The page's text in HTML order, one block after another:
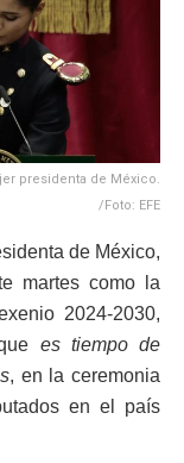
presidenta de México.
/Foto: EFE
de México,
martes como la
2024-2030,
es tiempo de
, en la ceremonia
en el país